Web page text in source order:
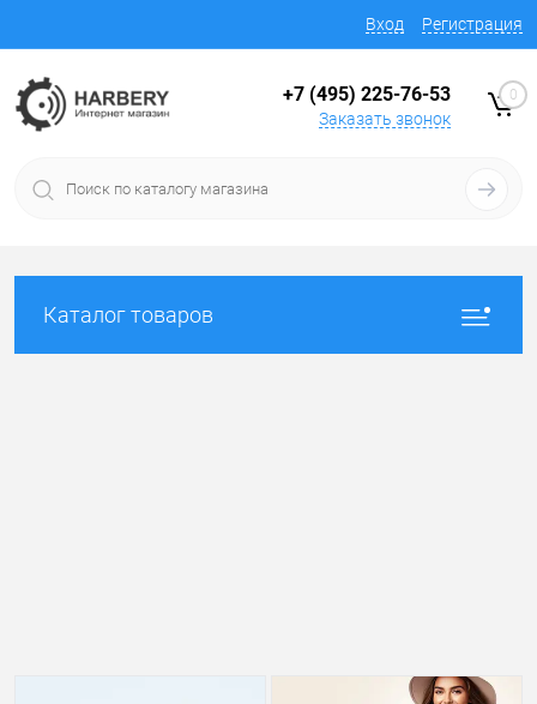
Вход Регистрация
+7 (495) 225-76-53
Заказать звонок
0
Каталог товаров